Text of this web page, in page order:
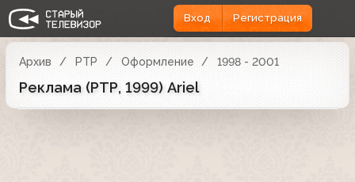
Вход Регистрация
Архив РТР Оформление 1998 - 2001
Реклама (РТР, 1999) Ariel